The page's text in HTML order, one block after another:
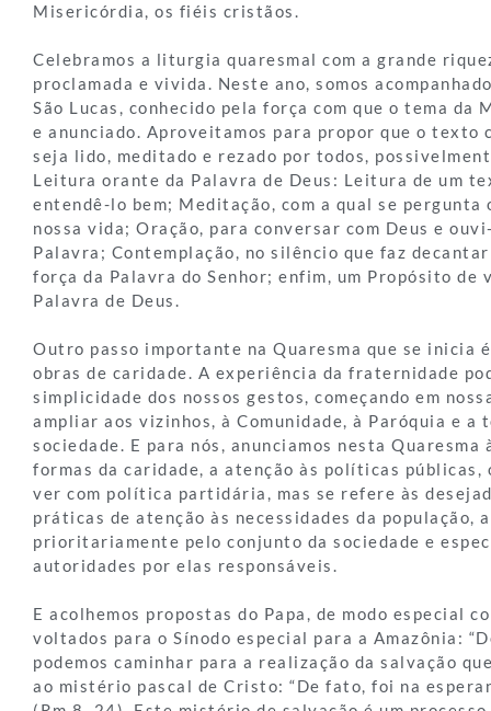
Misericórdia, os fiéis cristãos.
Celebramos a liturgia quaresmal com a grande
proclamada e vivida. Neste ano, somos
São Lucas, conhecido pela força com que o tema
e anunciado. Aproveitamos para propor que o texto
seja lido, meditado e rezado por todos,
Leitura orante da Palavra de Deus: Leitura de um
entendê-lo bem; Meditação, com a qual se pergunta
nossa vida; Oração, para conversar com Deus e
Palavra; Contemplação, no silêncio que faz
força da Palavra do Senhor; enfim, um Propósito de
Palavra de Deus.
Outro passo importante na Quaresma que se inicia
obras de caridade. A experiência da fraternidade
simplicidade dos nossos gestos, começando em
ampliar aos vizinhos, à Comunidade, à Paróquia e a
sociedade. E para nós, anunciamos nesta Quaresma
formas da caridade, a atenção às políticas públicas,
ver com política partidária, mas se refere às
práticas de atenção às necessidades da população,
prioritariamente pelo conjunto da sociedade e
autoridades por elas responsáveis.
E acolhemos propostas do Papa, de modo especial
voltados para o Sínodo especial para a Amazônia:
podemos caminhar para a realização da salvação
ao mistério pascal de Cristo: “De fato, foi na